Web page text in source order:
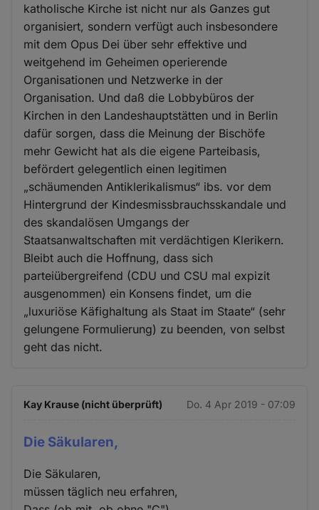
katholische Kirche ist nicht nur als Ganzes gut
organisiert, sondern verfügt auch insbesondere
mit dem Opus Dei über sehr effektive und
weitgehend im Geheimen operierende
Organisationen und Netzwerke in der
Organisation. Und daß die Lobbybüros der
Kirchen in den Landeshauptstätten und in Berlin
dafür sorgen, dass die Meinung der Bischöfe
mehr Gewicht hat als die eigene Parteibasis,
befördert gelegentlich einen legitimen
„schäumenden Antiklerikalismus“ ibs. vor dem
Hintergrund der Kindesmissbrauchsskandale und
des skandalösen Umgangs der
Staatsanwaltschaften mit verdächtigen Klerikern.
Bleibt auch die Hoffnung, dass sich
parteiübergreifend (CDU und CSU mal expizit
ausgenommen) ein Konsens findet, um die
„luxuriöse Käfighaltung als Staat im Staate“ (sehr
gelungene Formulierung) zu beenden, von selbst
geht das nicht.
Kay Krause (nicht überprüft) Do. 4 Apr 2019 - 07:09
Die Säkularen,
Die Säkularen,
müssen täglich neu erfahren,